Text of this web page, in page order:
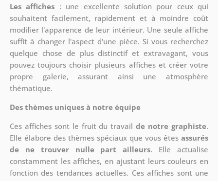
Les affiches : une excellente solution pour ceux qui
souhaitent facilement, rapidement et à moindre coût
modifier l'apparence de leur intérieur. Une seule affiche
suffit à changer l'aspect d'une pièce. Si vous recherchez
quelque chose de plus distinctif et extravagant, vous
pouvez toujours choisir plusieurs affiches et créer votre
propre galerie, assurant ainsi une atmosphère
thématique.
Des thèmes uniques à notre équipe
Ces affiches sont le fruit du travail de notre graphiste.
Elle élabore des thèmes spéciaux que vous êtesassurés
de ne trouver nulle part ailleurs. Elle actualise
constamment les affiches, en ajustant leurs couleurs en
fonction des tendances actuelles. Ces affiches sont une